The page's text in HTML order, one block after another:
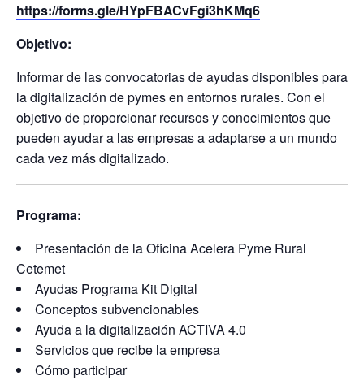
https://forms.gle/HYpFBACvFgi3hKMq6
Objetivo:
Informar de las convocatorias de ayudas disponibles para
la digitalización de pymes en entornos rurales. Con el
objetivo de proporcionar recursos y conocimientos que
pueden ayudar a las empresas a adaptarse a un mundo
cada vez más digitalizado.
Programa:
Presentación de la Oficina Acelera Pyme Rural
Cetemet
Ayudas Programa Kit Digital
Conceptos subvencionables
Ayuda a la digitalización ACTIVA 4.0
Servicios que recibe la empresa
Cómo participar